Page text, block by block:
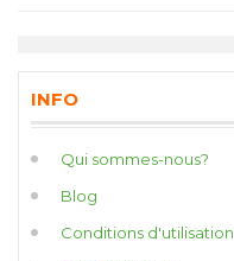
INFO
Qui sommes-nous?
Blog
Conditions d'utilisation